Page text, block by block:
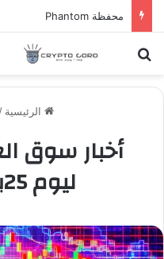
محفظة Phantom
بحث عن
الرئيسية /
أخبار سوق
ليوم 25يوليو 2024